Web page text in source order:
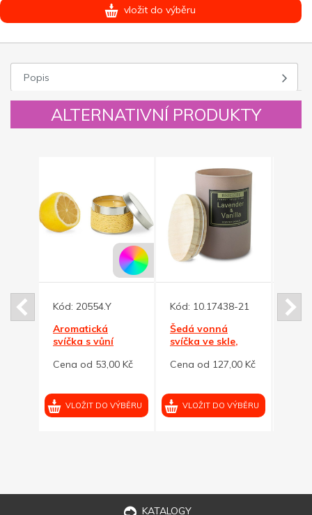
vložit do výběru
Popis
ALTERNATIVNÍ PRODUKTY
Kód: 20554.Y
Aromatická
svíčka s vůní
plechovém boxu
Cena od 53,00 Kč
VLOŽIT DO VÝBĚRU
Kód: 10.17438-21
Šedá vonná
svíčka ve skle,
vanilka
Cena od 127,00 Kč
VLOŽIT DO VÝBĚRU
Kód:
KATALOGY